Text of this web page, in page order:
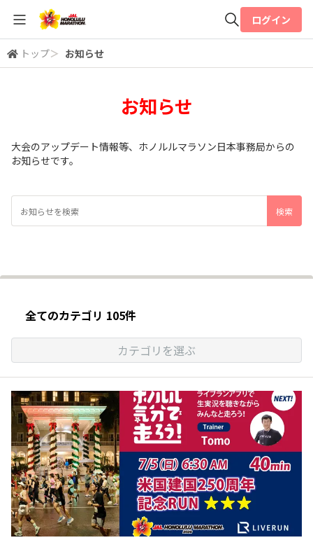
全体検索
ログイン
トップ＞ お知らせ
お知らせ
大会のアップデート情報等、ホノルルマラソン日本事務局からの
お知らせです。
全てのカテゴリ 105件
カテゴリを選ぶ